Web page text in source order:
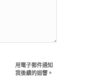
用電子郵件通知
我後續的迴響。